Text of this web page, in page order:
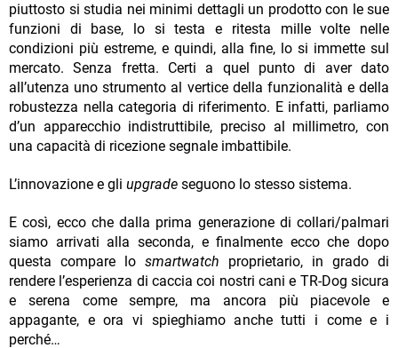
piuttosto si studia nei minimi dettagli un prodotto con le sue
funzioni di base, lo si testa e ritesta mille volte nelle
condizioni più estreme, e quindi, alla fine, lo si immette sul
mercato. Senza fretta. Certi a quel punto di aver dato
all’utenza uno strumento al vertice della funzionalità e della
robustezza nella categoria di riferimento. E infatti, parliamo
d’un apparecchio indistruttibile, preciso al millimetro, con
una capacità di ricezione segnale imbattibile.
L’innovazione e gli upgrade seguono lo stesso sistema.
E così, ecco che dalla prima generazione di collari/palmari
siamo arrivati alla seconda, e finalmente ecco che dopo
questa compare lo smartwatch proprietario, in grado di
rendere l’esperienza di caccia coi nostri cani e TR-Dog sicura
e serena come sempre, ma ancora più piacevole e
appagante, e ora vi spieghiamo anche tutti i come e i
perché…